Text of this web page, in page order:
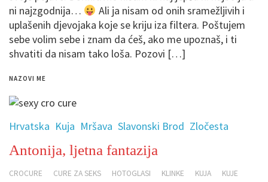
ni najzgodnija…
Ali ja nisam od onih sramežljivih i
uplašenih djevojaka koje se kriju iza filtera. Poštujem
sebe volim sebe i znam da ćeš, ako me upoznaš, i ti
shvatiti da nisam tako loša. Pozovi […]
NAZOVI ME
Hrvatska Kuja Mršava Slavonski Brod Zločesta
Antonija, ljetna fantazija
CROCURE CURE ZA SEKS HOTOGLASI KLINKE KUJA
KUJE